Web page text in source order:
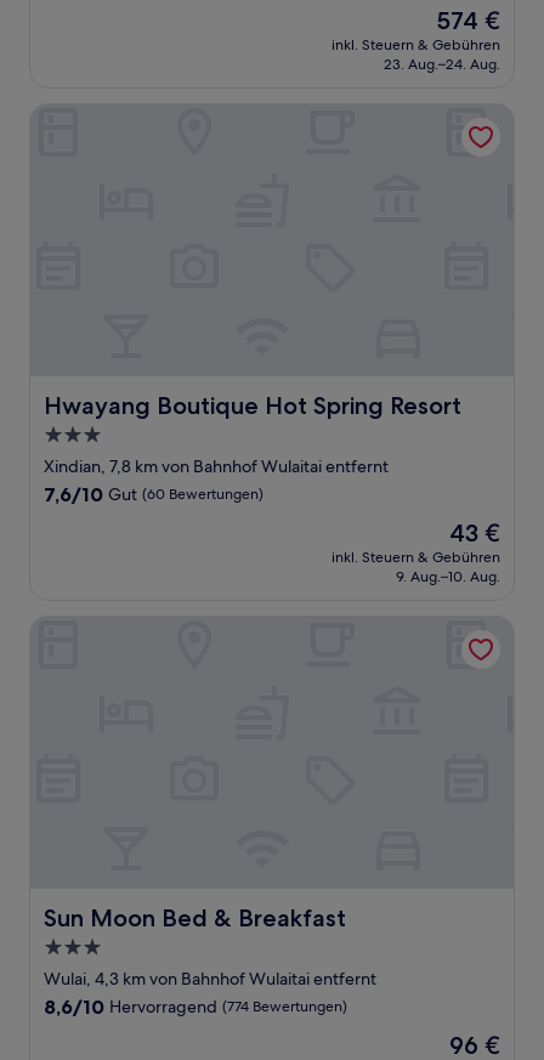
Der
Preis
beträgt
574 €
inkl. Steuern & Gebühren
23. Aug.–24. Aug.
Hwayang Boutique Hot Spring Resort
Hwayang Boutique Hot Spring Resort
3.0-
Sterne-
Unterkunft
Xindian, 7,8 km von Bahnhof Wulaitai entfernt
7.6
7,6/10 Gut (60 Bewertungen)
Der
Preis
beträgt
43 €
inkl. Steuern & Gebühren
9. Aug.–10. Aug.
Sun Moon Bed & Breakfast
Sun Moon Bed & Breakfast
3.0-
Sterne-
Unterkunft
Wulai, 4,3 km von Bahnhof Wulaitai entfernt
8.6
8,6/10 Hervorragend (774 Bewertungen)
Der
96 €